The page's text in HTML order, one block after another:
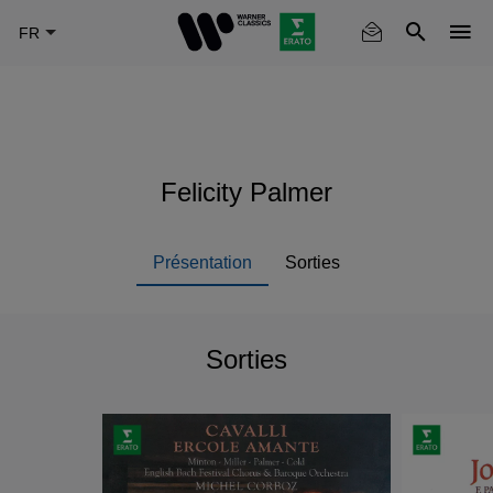
Felicity Palmer
Présentation Sorties
Sorties